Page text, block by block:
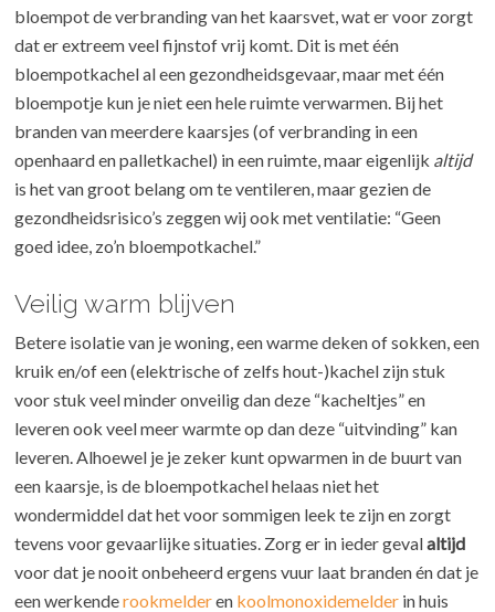
bloempot de verbranding van het kaarsvet, wat er voor zorgt
dat er extreem veel fijnstof vrij komt. Dit is met één
bloempotkachel al een gezondheidsgevaar, maar met één
bloempotje kun je niet een hele ruimte verwarmen. Bij het
branden van meerdere kaarsjes (of verbranding in een
openhaard en palletkachel) in een ruimte, maar eigenlijk altijd
is het van groot belang om te ventileren, maar gezien de
gezondheidsrisico’s zeggen wij ook met ventilatie: “Geen
goed idee, zo’n bloempotkachel.”
Veilig warm blijven
Betere isolatie van je woning, een warme deken of sokken, een
kruik en/of een (elektrische of zelfs hout-)kachel zijn stuk
voor stuk veel minder onveilig dan deze “kacheltjes” en
leveren ook veel meer warmte op dan deze “uitvinding” kan
leveren. Alhoewel je je zeker kunt opwarmen in de buurt van
een kaarsje, is de bloempotkachel helaas niet het
wondermiddel dat het voor sommigen leek te zijn en zorgt
tevens voor gevaarlijke situaties. Zorg er in ieder gevalaltijd
voor dat je nooit onbeheerd ergens vuur laat branden én dat je
een werkenderookmelderen koolmonoxidemelder in huis